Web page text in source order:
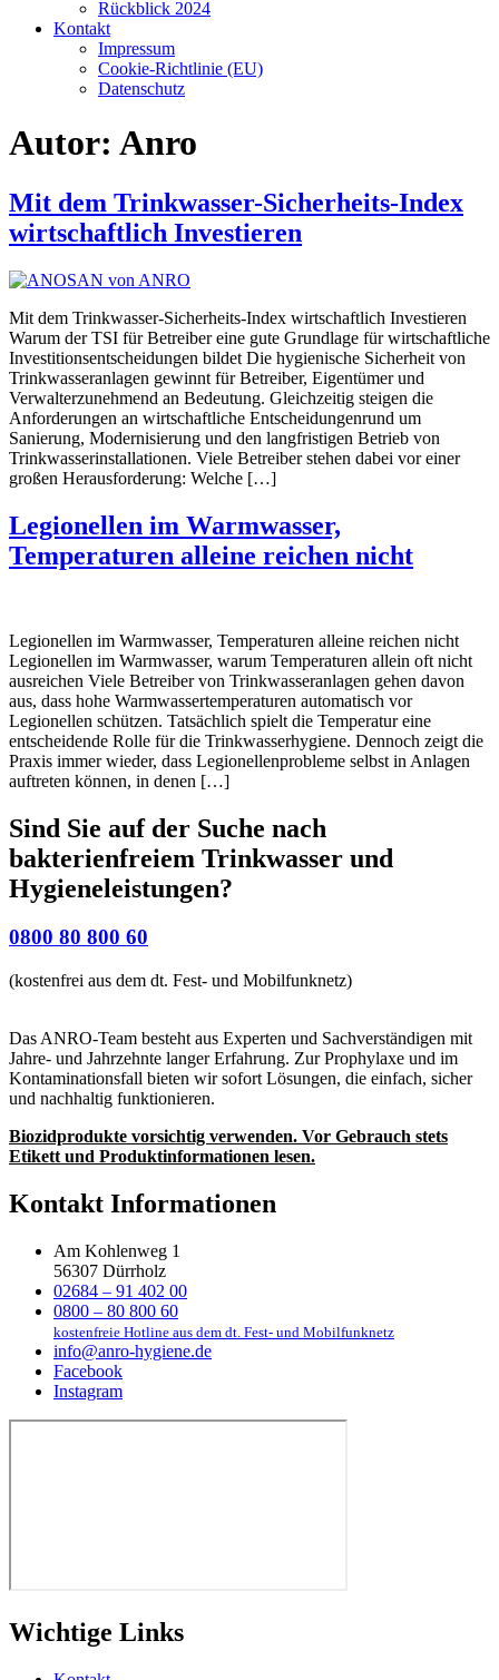
Rückblick 2024
Kontakt
Impressum
Cookie-Richtlinie (EU)
Datenschutz
Autor: Anro
Mit dem Trinkwasser-Sicherheits-Index
wirtschaftlich Investieren​
Mit dem Trinkwasser-Sicherheits-Index wirtschaftlich Investieren
Warum der TSI für Betreiber eine gute Grundlage für wirtschaftliche
Investitionsentscheidungen bildet Die hygienische Sicherheit von
Trinkwasseranlagen gewinnt für Betreiber, Eigentümer und
Verwalterzunehmend an Bedeutung. Gleichzeitig steigen die
Anforderungen an wirtschaftliche Entscheidungenrund um
Sanierung, Modernisierung und den langfristigen Betrieb von
Trinkwasserinstallationen. Viele Betreiber stehen dabei vor einer
großen Herausforderung: Welche […]
Legionellen im Warmwasser,
Temperaturen alleine reichen nicht
Legionellen im Warmwasser, Temperaturen alleine reichen nicht
Legionellen im Warmwasser, warum Temperaturen allein oft nicht
ausreichen Viele Betreiber von Trinkwasseranlagen gehen davon
aus, dass hohe Warmwassertemperaturen automatisch vor
Legionellen schützen. Tatsächlich spielt die Temperatur eine
entscheidende Rolle für die Trinkwasserhygiene. Dennoch zeigt die
Praxis immer wieder, dass Legionellenprobleme selbst in Anlagen
auftreten können, in denen […]
Sind Sie auf der Suche nach
bakterienfreiem Trinkwasser und
Hygieneleistungen?
0800 80 800 60
(kostenfrei aus dem dt. Fest- und Mobilfunknetz)
Das ANRO-Team besteht aus Experten und Sachverständigen mit
Jahre- und Jahrzehnte langer Erfahrung. Zur Prophylaxe und im
Kontaminationsfall bieten wir sofort Lösungen, die einfach, sicher
und nachhaltig funktionieren.
Biozidprodukte vorsichtig verwenden. Vor Gebrauch stets
Etikett und Produktinformationen lesen.
Kontakt Informationen
Am Kohlenweg 1
56307 Dürrholz
02684 – 91 402 00
0800 – 80 800 60
kostenfreie Hotline aus dem dt. Fest- und Mobilfunknetz
info@anro-hygiene.de
Facebook
Instagram
Wichtige Links